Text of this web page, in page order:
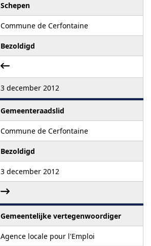
Schepen
Commune de Cerfontaine
Bezoldigd
3 december 2012
Gemeenteraadslid
Commune de Cerfontaine
Bezoldigd
3 december 2012
Gemeentelijke vertegenwoordiger
Agence locale pour l'Emploi